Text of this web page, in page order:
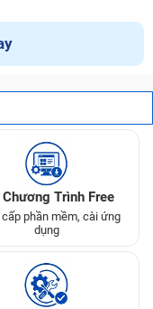
Trình Free
cấp phần mềm, cài ứng
dụng